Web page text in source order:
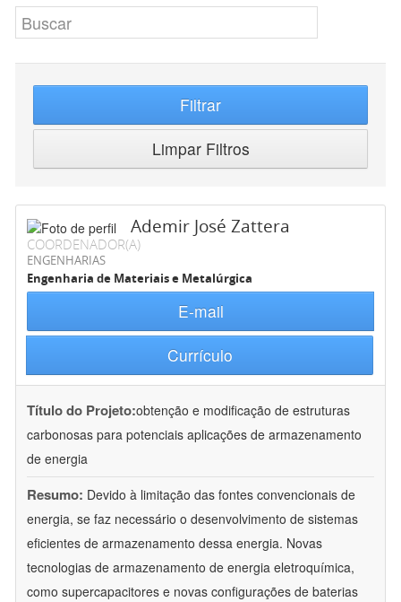
Filtrar
Limpar Filtros
Ademir José Zattera
COORDENADOR(A)
ENGENHARIAS
Engenharia de Materiais e Metalúrgica
E-mail
Currículo
Título do Projeto:obtenção e modificação de estruturas
carbonosas para potenciais aplicações de armazenamento
de energia
Resumo: Devido à limitação das fontes convencionais de
energia, se faz necessário o desenvolvimento de sistemas
eficientes de armazenamento dessa energia. Novas
tecnologias de armazenamento de energia eletroquímica,
como supercapacitores e novas configurações de baterias